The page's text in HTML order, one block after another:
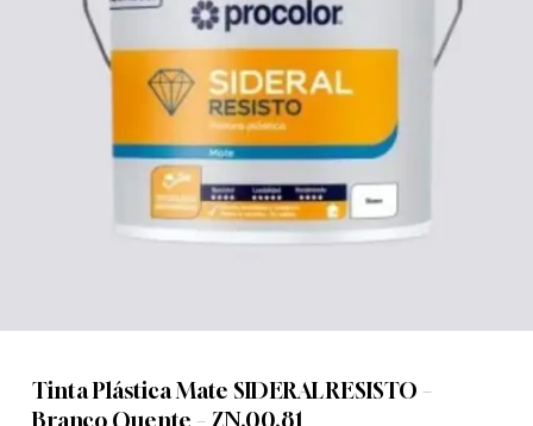
Tinta Plástica Mate SIDERAL RESISTO –
Branco Quente – ZN.00.81
Nome*
Email*
próxima vez que eu comentar.